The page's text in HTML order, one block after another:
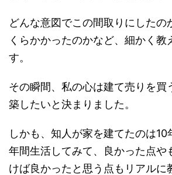
どんな意図でこの間取りにしたの
くらかかったのかなど、細かく教
す。
その瞬間、私の心は建て売りを買
築したいと決まりました。
しかも、知人が家を建てたのは10
年間生活してみて、良かった点や
けば良かったと思う点もリアルに